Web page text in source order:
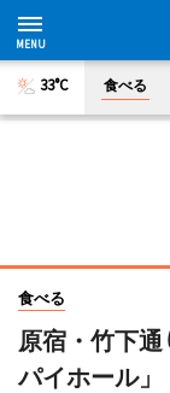
33°C 食べる
食べる
原宿・竹下
パイホール